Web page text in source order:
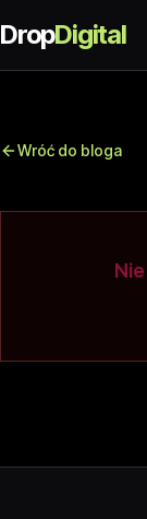
DropDigital
Wróć do bloga